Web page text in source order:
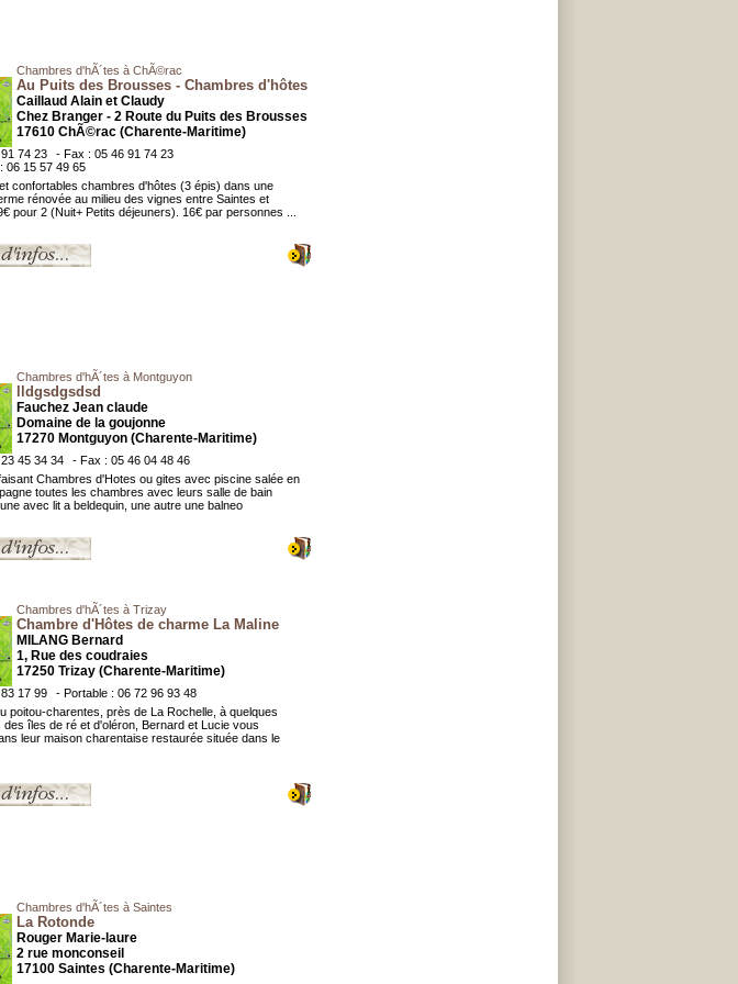
Chambres d'hÃ´tes à ChÃ©rac
Au Puits des Brousses - Chambres d'hôtes
Caillaud Alain et Claudy
Chez Branger - 2 Route du Puits des Brousses
17610 ChÃ©rac (Charente-Maritime)
74 23
- Fax : 05 46 91 74 23
06 15 57 49 65
confortables chambres d'hôtes (3 épis) dans une
rénovée au milieu des vignes entre Saintes et
pour 2 (Nuit+ Petits déjeuners). 16€ par personnes ...
Chambres d'hÃ´tes à Montguyon
lldgsdgsdsd
Fauchez Jean claude
Domaine de la goujonne
17270 Montguyon (Charente-Maritime)
45 34 34
- Fax : 05 46 04 48 46
Chambres d'Hotes ou gites avec piscine salée en
toutes les chambres avec leurs salle de bain
avec lit a beldequin, une autre une balneo
Chambres d'hÃ´tes à Trizay
Chambre d'Hôtes de charme La Maline
MILANG Bernard
1, Rue des coudraies
17250 Trizay (Charente-Maritime)
17 99
- Portable : 06 72 96 93 48
poitou-charentes, près de La Rochelle, à quelques
des îles de ré et d'oléron, Bernard et Lucie vous
leur maison charentaise restaurée située dans le
Chambres d'hÃ´tes à Saintes
La Rotonde
Rouger Marie-laure
2 rue monconseil
17100 Saintes (Charente-Maritime)